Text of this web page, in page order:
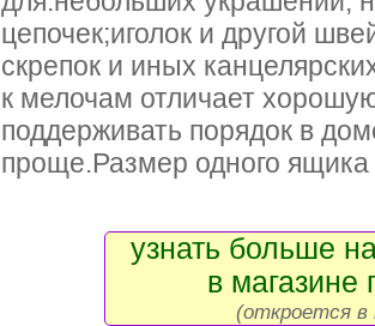
цепочек;иголок и другой
скрепок и иных
к мелочам отличает
поддерживать порядок в
проще.Размер одного
узнать больше
в магазине
(откроется в